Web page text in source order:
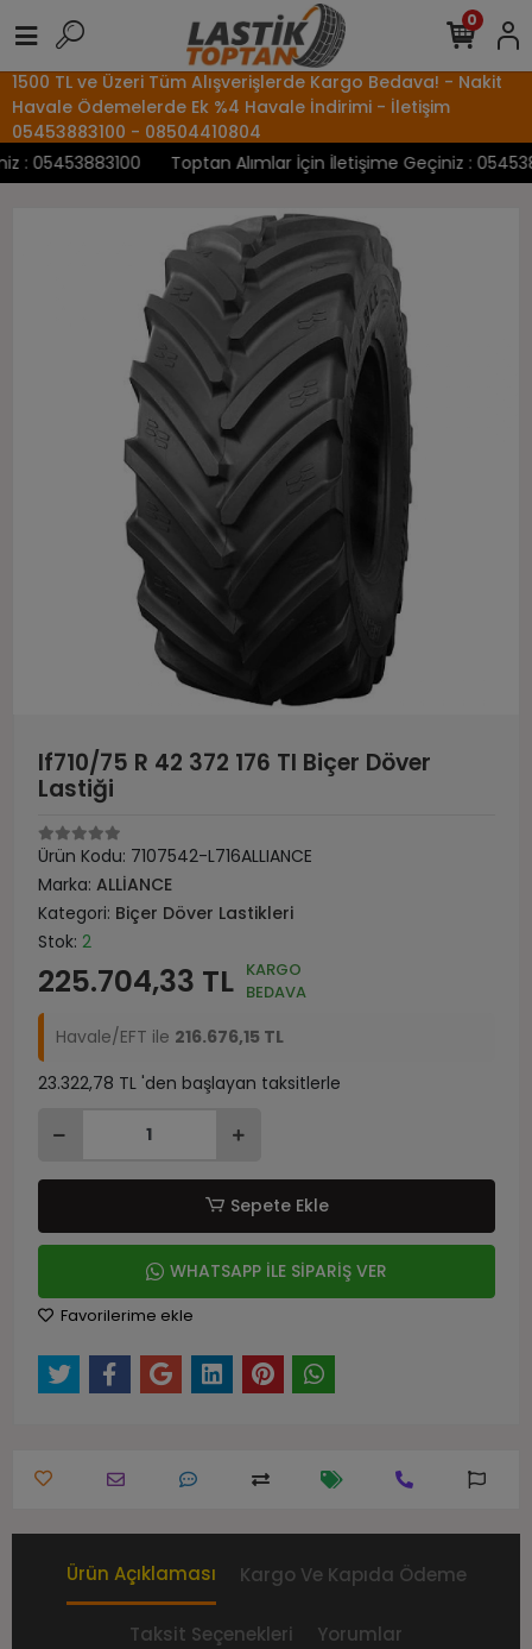
1500 TL ve Üzeri Tüm Alışverişlerde Kargo Bedava! - Nakit
Havale Ödemelerde Ek %4 Havale İndirimi - İletişim
05453883100 - 08504410804
05453883100
Toptan Alımlar İçin İletişime Geçiniz :
0
If710/75 R 42 372 176 Tl Biçer Döver
Lastiği
Ürün Kodu: 7107542-L716ALLIANCE
Marka: ALLİANCE
Kategori: Biçer Döver Lastikleri
Stok: 2
225.704,33 TL KARGO
BEDAVA
Havale/EFT ile 216.676,15 TL
23.322,78 TL 'den başlayan taksitlerle
Sepete Ekle
WHATSAPP İLE SİPARİŞ VER
Favorilerime ekle
Ürün Açıklaması Kargo Ve Kapıda Ödeme
Taksit Seçenekleri Yorumlar